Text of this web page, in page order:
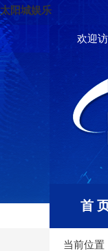
太阳城娱乐
欢迎
首
当前位置